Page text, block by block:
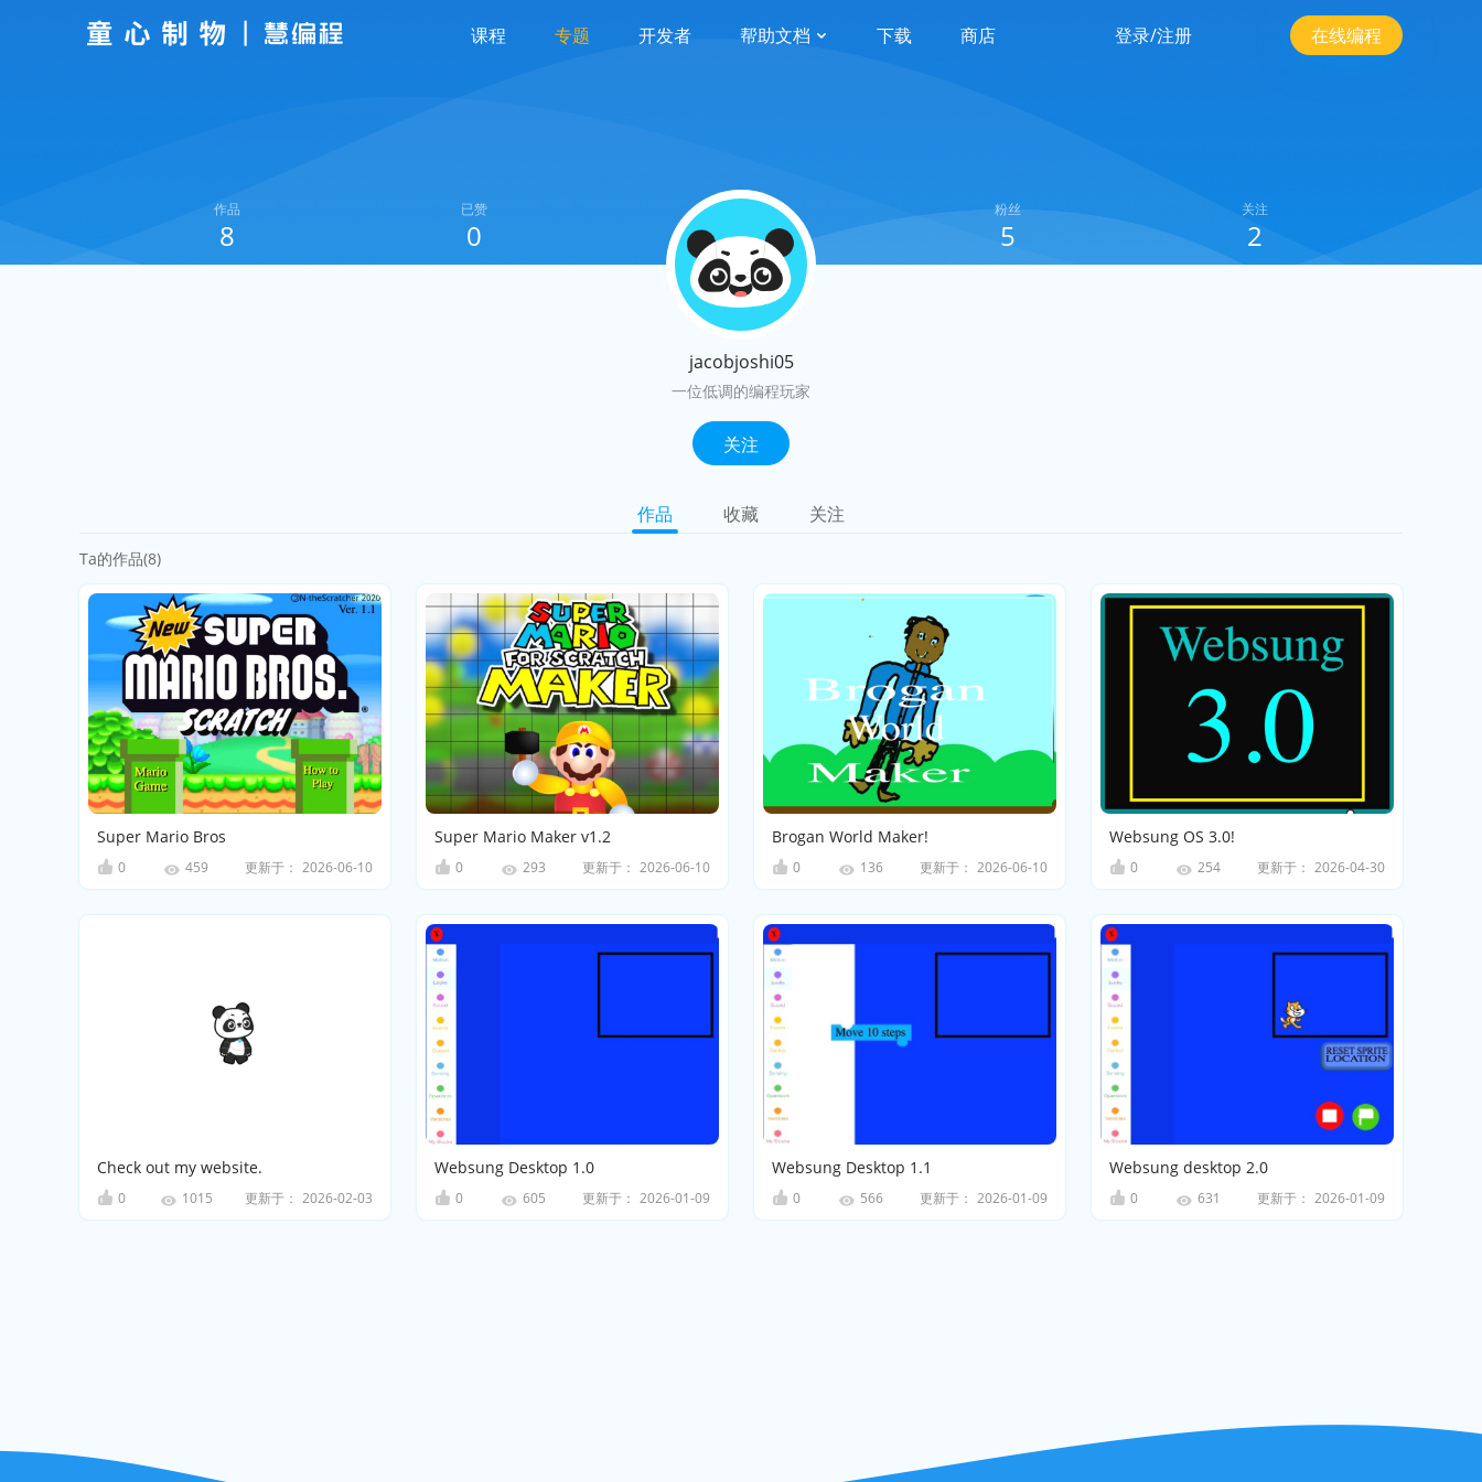
课程 专题 开发者 帮助文档 下载 商店 登录/注册 在线编程
作品
8
已赞
0
粉丝
5
关注
2
jacobjoshi05
一位低调的编程玩家
关注
作品 收藏 关注
Ta的作品(8)
Super Mario Bros
0 459 更新于： 2026-06-10
Super Mario Maker v1.2
0 293 更新于： 2026-06-10
Brogan World Maker!
0 136 更新于： 2026-06-10
Websung OS 3.0!
0 254 更新于： 2026-04-30
Check out my website.
0 1015 更新于： 2026-02-03
Websung Desktop 1.0
0 605 更新于： 2026-01-09
Websung Desktop 1.1
0 566 更新于： 2026-01-09
Websung desktop 2.0
0 631 更新于： 2026-01-09